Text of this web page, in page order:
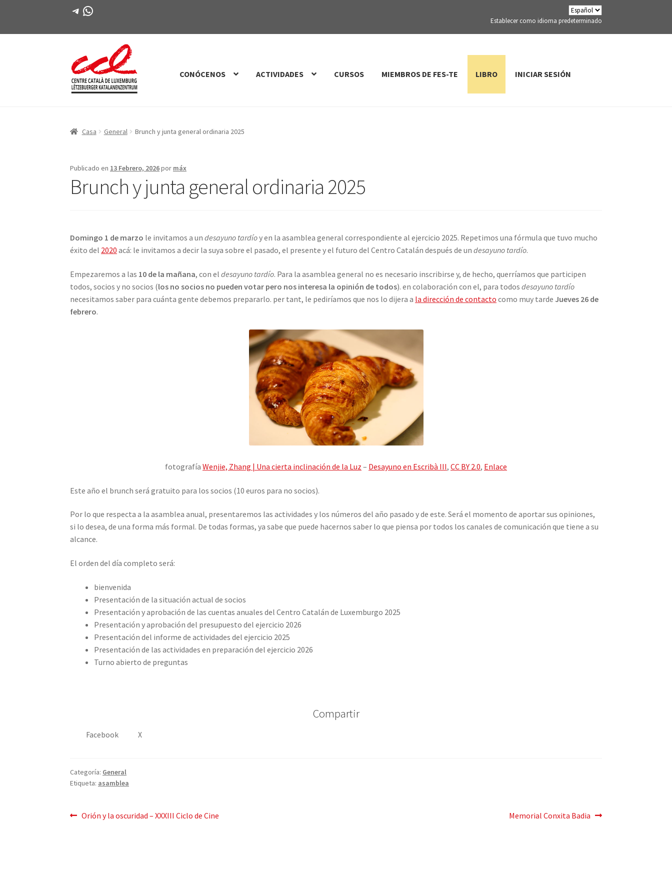
Telegrama
WhatsApp
Establecer como idioma predeterminado
Saltar
a
saltar
al
CONÓCENOS ACTIVIDADES CURSOS MIEMBROS DE FES-TE LIBRO INICIAR SESIÓN
Casa General Brunch y junta general ordinaria 2025
Publicado en 13 Febrero, 2026por máx
Brunch y junta general ordinaria 2025
Domingo 1 de marzo le invitamos a undesayuno tardíoy en la asamblea general correspondiente al ejercicio 2025. Repetimos una fórmula que tuvo mucho
éxito del 2020 acá: le invitamos a decir la suya sobre el pasado, el presente y el futuro del Centro Catalán después de undesayuno tardío.
Empezaremos a las 10 de la mañana, con eldesayuno tardío. Para la asamblea general no es necesario inscribirse y, de hecho, querríamos que participen
todos, socios y no socios (los no socios no pueden votar pero nos interesa la opinión de todos). en colaboración con el, para todosdesayuno tardío
necesitamos saber para cuánta gente debemos prepararlo. per tant, le pediríamos que nos lo dijera a la dirección de contacto como muy tarde Jueves 26 de
febrero.
fotografía Wenjie, Zhang | Una cierta inclinación de la Luz – Desayuno en Escribà III, CC BY 2.0, Enlace
Este año el brunch será gratuito para los socios (10 euros para no socios).
Por lo que respecta a la asamblea anual, presentaremos las actividades y los números del año pasado y de este. Será el momento de aportar sus opiniones,
si lo desea, de una forma más formal. De todas formas, ya sabe que puede hacernos saber lo que piensa por todos los canales de comunicación que tiene a su
alcance.
El orden del día completo será:
bienvenida
Presentación de la situación actual de socios
Presentación y aprobación de las cuentas anuales del Centro Catalán de Luxemburgo 2025
Presentación y aprobación del presupuesto del ejercicio 2026
Presentación del informe de actividades del ejercicio 2025
Presentación de las actividades en preparación del ejercicio 2026
Turno abierto de preguntas
Compartir
Facebook X
Categoría: General
Etiqueta: asamblea
Mensaje
Publicación
Orión y la oscuridad – XXXIII Ciclo de Cine
Siguiente
Memorial Conxita Badia